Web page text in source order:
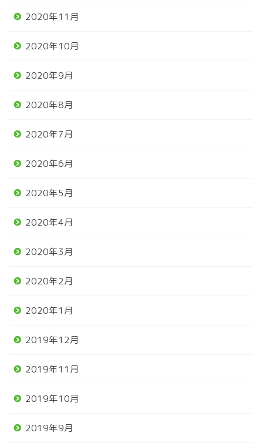
2020年11月
2020年10月
2020年9月
2020年8月
2020年7月
2020年6月
2020年5月
2020年4月
2020年3月
2020年2月
2020年1月
2019年12月
2019年11月
2019年10月
2019年9月